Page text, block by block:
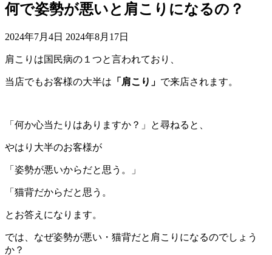
何で姿勢が悪いと肩こりになるの？
2024年7月4日 2024年8月17日
肩こりは国民病の１つと言われており、
当店でもお客様の大半は 「肩こり」 で来店されます。
「何か心当たりはありますか？」と尋ねると、
やはり大半のお客様が
「姿勢が悪いからだと思う。」
「猫背だからだと思う。
とお答えになります。
では、なぜ姿勢が悪い・猫背だと肩こりになるのでしょう
か？